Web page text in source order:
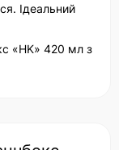
Ідеальний
«HK» 420 мл з